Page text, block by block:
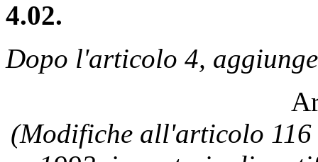
4.02.
Dopo l'articolo 4,
(Modifiche all'articolo 116